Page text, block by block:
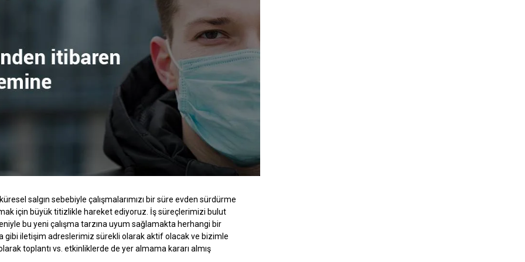
olan Christian Kuenstel “Yüksek performanslı Walterscheid
sürdüğümüz için çok heyecanlıyız,” diyor. “Piyasada başka
iki kenarlı yenilikçi tasarımımız ve contanın ayrı bir
entegre edilmesi sızıntıyı önlemede daha iyi bir
bulunuyor:
riski kadar Walring pluskurulumu için gerekli zamanı ve eforu
şekillendirme süreçlerini otomatikleştirerek optimum
salgın sebebiyle çalışmalarımızı bir süre evden sürdürme
için büyük titizlikle hareket ediyoruz. İş süreçlerimizi bulut
bu yeni çalışma tarzına uyum sağlamakta herhangi bir
gibi iletişim adreslerimiz sürekli olarak aktif olacak ve bizimle
toplantı vs. etkinliklerde de yer almama kararı almış